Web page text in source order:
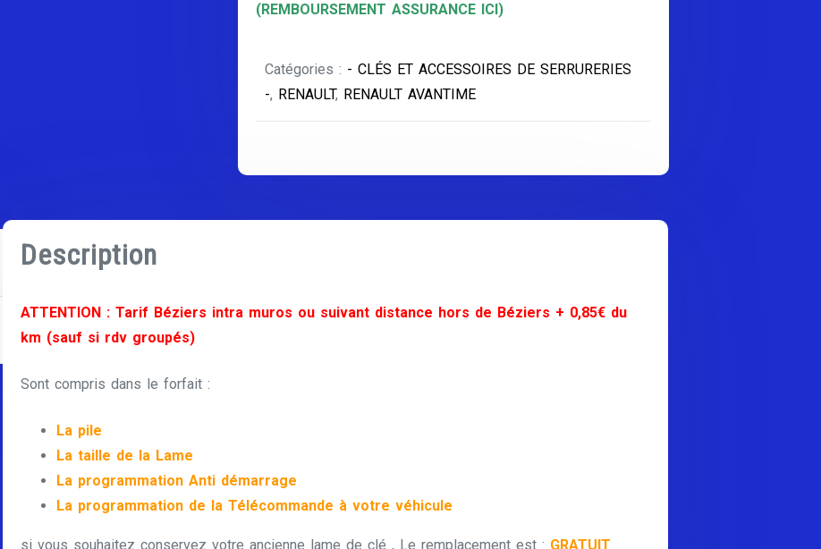
(REMBOURSEMENT ASSURANCE ICI)
Catégories : - CLÉS ET ACCESSOIRES DE SERRURERIES
-, RENAULT, RENAULT AVANTIME
Description
ATTENTION : Tarif Béziers intra muros ou suivant distance hors de Béziers + 0,85€ du
km (sauf si rdv groupés)
Sont compris dans le forfait :
La pile
La taille de la Lame
La programmation Anti démarrage
La programmation de la Télécommande à votre véhicule
si vous souhaitez conservez votre ancienne lame de clé , Le remplacement est : GRATUIT